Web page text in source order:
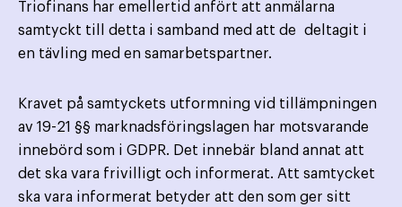
Triofinans har emellertid anfört att anmälarna
samtyckt till detta i samband med att de deltagit i
en tävling med en samarbetspartner.
Kravet på samtyckets utformning vid tillämpningen
av 19-21 §§ marknadsföringslagen har motsvarande
innebörd som i GDPR. Det innebär bland annat att
det ska vara frivilligt och informerat. Att samtycket
ska vara informerat betyder att den som ger sitt